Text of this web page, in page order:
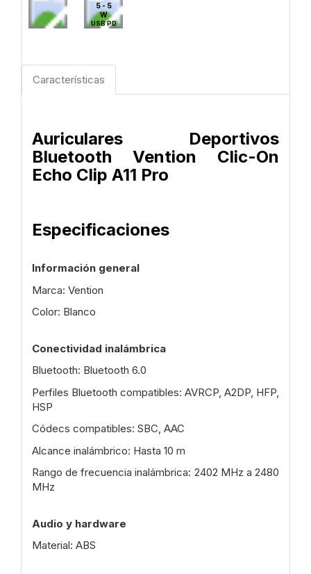
5 - 5
W
USB PD
Características
Auriculares Deportivos
Bluetooth Vention Clic-On
Echo Clip A11 Pro
Especificaciones
Información general
Marca: Vention
Color: Blanco
Conectividad inalámbrica
Bluetooth: Bluetooth 6.0
Perfiles Bluetooth compatibles: AVRCP, A2DP, HFP,
HSP
Códecs compatibles: SBC, AAC
Alcance inalámbrico: Hasta 10 m
Rango de frecuencia inalámbrica: 2402 MHz a 2480
MHz
Audio y hardware
Material: ABS